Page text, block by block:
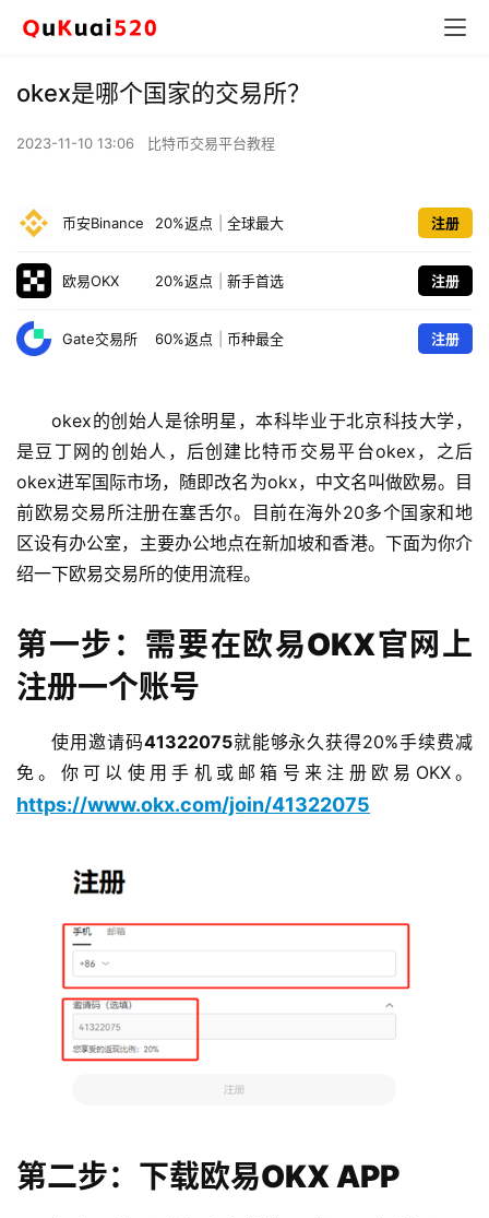
okex是哪个国家的交易所？
2023-11-10 13:06 比特币交易平台教程
币安Binance 20%返点 全球最大 注册
欧易OKX 20%返点 新手首选 注册
Gate交易所 60%返点 币种最全 注册
okex的创始人是徐明星，本科毕业于北京科技大学，
是豆丁网的创始人，后创建比特币交易平台okex，之后
okex进军国际市场，随即改名为okx，中文名叫做欧易。目
前欧易交易所注册在塞舌尔。目前在海外20多个国家和地
区设有办公室，主要办公地点在新加坡和香港。下面为你介
绍一下欧易交易所的使用流程。
第一步：需要在欧易OKX官网上
注册一个账号
使用邀请码41322075就能够永久获得20%手续费减
免。你可以使用手机或邮箱号来注册欧易OKX。
https://www.okx.com/join/41322075
第二步：下载欧易OKX APP